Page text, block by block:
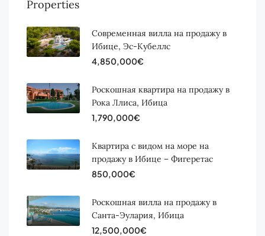
Properties
Современная вилла на продажу в
Ибице, Эс-Кубеллс
4,850,000€
Роскошная квартира на продажу в
Рока Ллиса, Ибица
1,790,000€
Квартира с видом на море на
продажу в Ибице – Фигеретас
850,000€
Роскошная вилла на продажу в
Санта-Эулария, Ибица
12,500,000€